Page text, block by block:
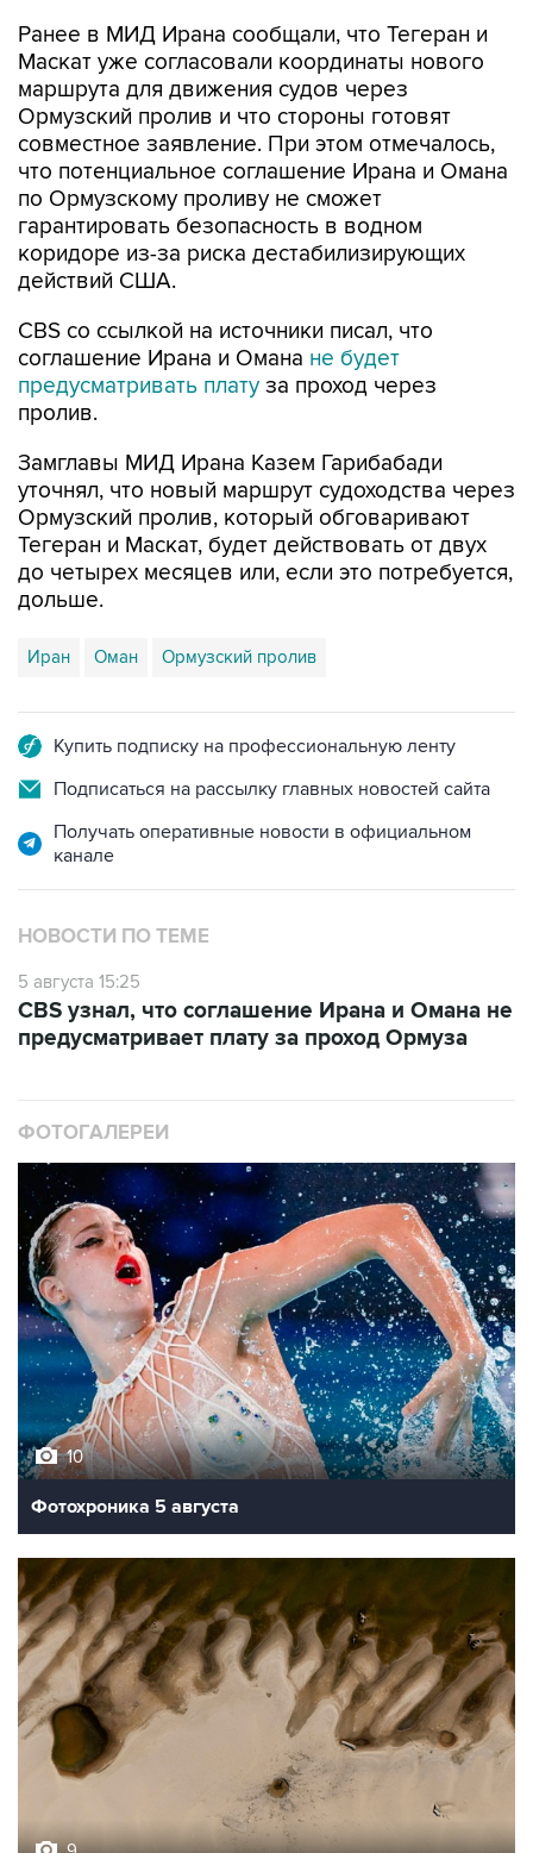
Ранее в МИД Ирана сообщали, что Тегеран и
Маскат уже согласовали координаты нового
маршрута для движения судов через
Ормузский пролив и что стороны готовят
совместное заявление. При этом отмечалось,
что потенциальное соглашение Ирана и Омана
по Ормузскому проливу не сможет
гарантировать безопасность в водном
коридоре из-за риска дестабилизирующих
действий США.
CBS со ссылкой на источники писал, что
соглашение Ирана и Омана не будет
предусматривать плату за проход через
пролив.
Замглавы МИД Ирана Казем Гарибабади
уточнял, что новый маршрут судоходства через
Ормузский пролив, который обговаривают
Тегеран и Маскат, будет действовать от двух
до четырех месяцев или, если это потребуется,
дольше.
Иран Оман Ормузский пролив
Купить подписку на профессиональную ленту
Подписаться на рассылку главных новостей сайта
Получать оперативные новости в официальном
канале
НОВОСТИ ПО ТЕМЕ
5 августа 15:25
CBS узнал, что соглашение Ирана и Омана не
предусматривает плату за проход Ормуза
ФОТОГАЛЕРЕИ
10
Фотохроника 5 августа